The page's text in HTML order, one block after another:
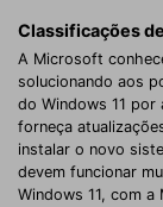
Classificações
A Microsoft
solucionando aos
do Windows 11 por
forneça
instalar o novo
devem funcionar
Windows 11, com